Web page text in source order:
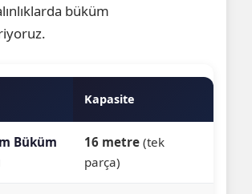
büküm
Kapasite
Büküm
16 metre(tek
parça)